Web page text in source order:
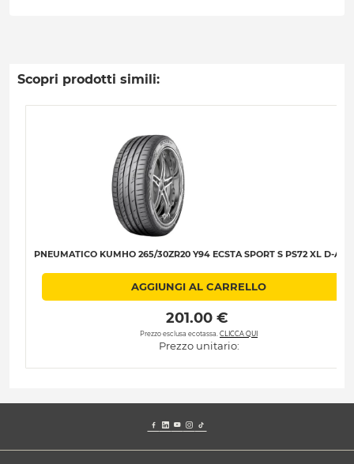
Scopri prodotti simili:
PNEUMATICO KUMHO 265/30ZR20 Y94 ECSTA SPORT S PS72 XL D-A-
AGGIUNGI AL CARRELLO
201.00 €
Prezzo esclusa ecotassa. CLICCA QUI
Prezzo unitario: